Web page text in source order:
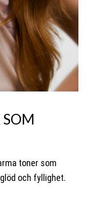
toner som
och fyllighet.